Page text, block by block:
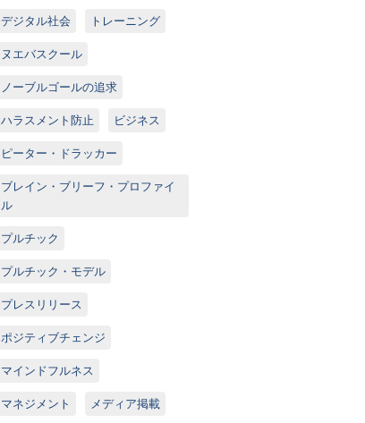
デジタル社会 トレーニング
ヌエバスクール
ノーブルゴールの追求
ハラスメント防止 ビジネス
ピーター・ドラッカー
ブレイン・ブリーフ・プロファイ
ル
プルチック
プルチック・モデル
プレスリリース
ポジティブチェンジ
マインドフルネス
マネジメント メディア掲載